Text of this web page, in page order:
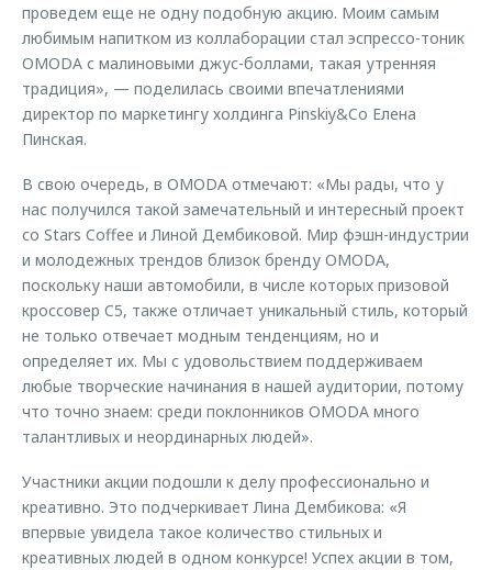
проведем еще не одну подобную акцию. Моим самым
любимым напитком из коллаборации стал эспрессо-тоник
OMODA с малиновыми джус-боллами, такая утренняя
традиция», — поделилась своими впечатлениями
директор по маркетингу холдинга Pinskiy&Co Елена
Пинская.
В свою очередь, в OMODA отмечают: «Мы рады, что у
нас получился такой замечательный и интересный проект
со Stars Coffee и Линой Дембиковой. Мир фэшн-индустрии
и молодежных трендов близок бренду OMODA,
поскольку наши автомобили, в числе которых призовой
кроссовер C5, также отличает уникальный стиль, который
не только отвечает модным тенденциям, но и
определяет их. Мы с удовольствием поддерживаем
любые творческие начинания в нашей аудитории, потому
что точно знаем: среди поклонников OMODA много
талантливых и неординарных людей».
Участники акции подошли к делу профессионально и
креативно. Это подчеркивает Лина Дембикова: «Я
впервые увидела такое количество стильных и
креативных людей в одном конкурсе! Успех акции в том,